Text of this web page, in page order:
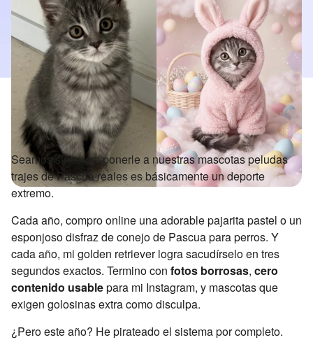
Seamos sinceros: ponerle a nuestras mascotas peludas
trajes de Pascua reales es básicamente un deporte
extremo.
Cada año, compro online una adorable pajarita pastel o un
esponjoso disfraz de conejo de Pascua para perros. Y
cada año, mi golden retriever logra sacudírselo en tres
segundos exactos. Termino con fotos borrosas, cero
contenido usablepara mi Instagram, y mascotas que
exigen golosinas extra como disculpa.
¿Pero este año? He pirateado el sistema por completo.